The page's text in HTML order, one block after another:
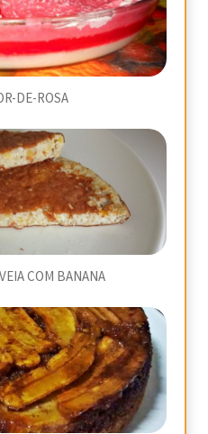
DE-ROSA
COM BANANA